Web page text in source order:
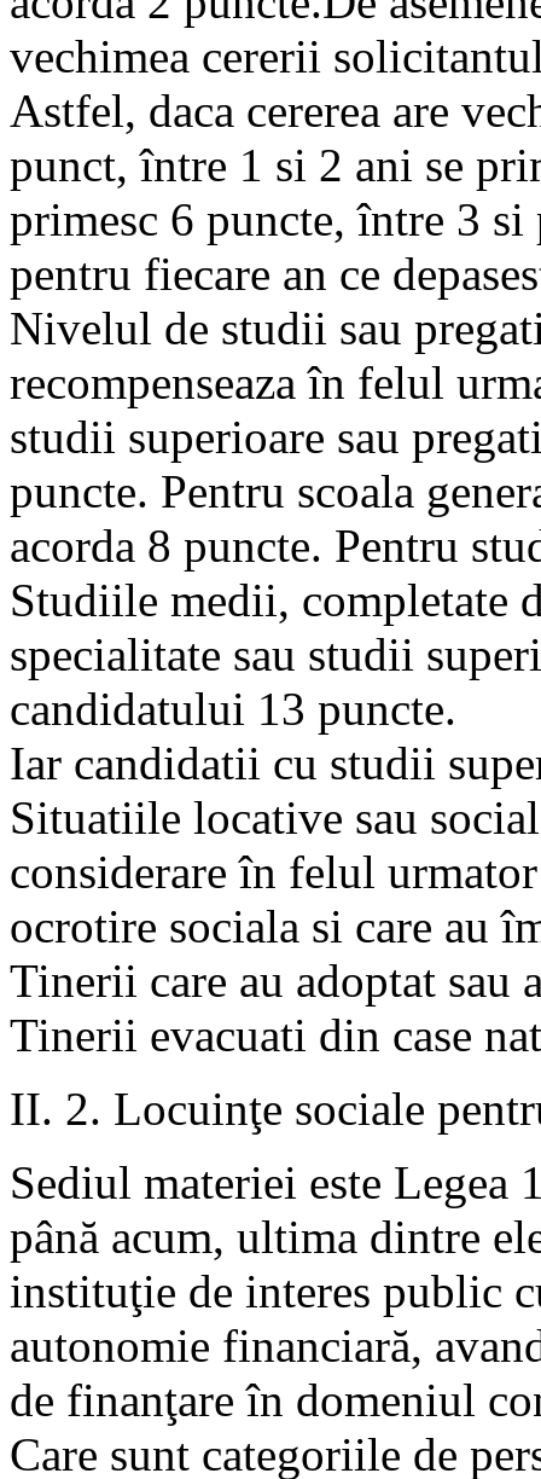
vechimea cererii
Astfel, daca cererea are
punct, între 1 si 2 ani se
primesc 6 puncte, între 3 si
pentru fiecare an ce
Nivelul de studii sau
recompenseaza în felul
studii superioare sau
puncte. Pentru scoala
acorda 8 puncte. Pentru
Studiile medii, completate
specialitate sau studii
candidatului 13 puncte.
Iar candidatii cu studii
Situatiile locative sau
considerare în felul
ocrotire sociala si care au
Tinerii care au adoptat sau
Tinerii evacuati din case
II. 2. Locuinţe sociale
Sediul materiei este
până acum, ultima dintre
instituţie de interes public
autonomie financiară,
de finanţare în domeniul
Care sunt categoriile de